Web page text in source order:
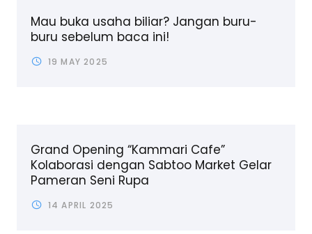
Mau buka usaha biliar? Jangan buru-
buru sebelum baca ini!
19 MAY 2025
Grand Opening “Kammari Cafe”
Kolaborasi dengan Sabtoo Market Gelar
Pameran Seni Rupa
14 APRIL 2025